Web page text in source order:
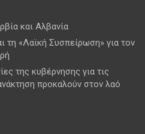
και Αλβανία
τη «Λαϊκή Συσπείρωση» για τον
της κυβέρνησης για τις
προκαλούν στον λαό